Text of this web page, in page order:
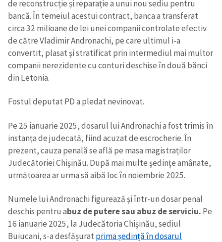
in English на русском
de reconstrucție și reparație a unui nou sediu pentru
bancă. În temeiul acestui contract, banca a transferat
circa 32 milioane de lei unei companii controlate efectiv
de către Vladimir Andronachi, pe care ultimul i-a
convertit, plasat și stratificat prin intermediul mai multor
companii nerezidente cu conturi deschise în două bănci
din Letonia.
Fostul deputat PD a pledat nevinovat.
Pe 25 ianuarie 2025, dosarul lui Andronachi a fost trimis în
instanța de judecată, fiind acuzat de escrocherie. În
prezent, cauza penală se află pe masa magistraților
Judecătoriei Chișinău. După mai multe ședințe amânate,
următoarea ar urma să aibă loc în noiembrie 2025.
Numele lui Andronachi figurează și într-un dosar penal
deschis pentru abuz de putere sau abuz de serviciu. Pe
16 ianuarie 2025, la Judecătoria Chișinău, sediul
Buiucani, s-a desfășurat prima ședință în dosarul